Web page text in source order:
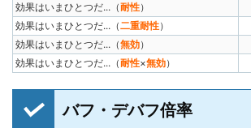
効果はいまひとつだ...（耐性）
効果はいまひとつだ...（二重耐性）
効果はいまひとつだ...（無効）
効果はいまひとつだ...（耐性×無効）
バフ・デバフ倍率